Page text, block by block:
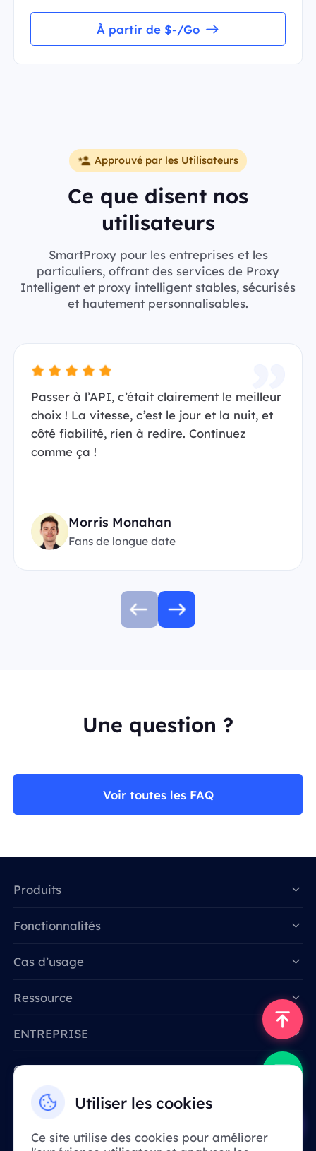
À partir de $-/Go
Approuvé par les Utilisateurs
Ce que disent nos
utilisateurs
SmartProxy pour les entreprises et les
particuliers, offrant des services de Proxy
Intelligent et proxy intelligent stables, sécurisés
et hautement personnalisables.
Passer à l’API, c’était clairement le meilleur
choix ! La vitesse, c’est le jour et la nuit, et
côté fiabilité, rien à redire. Continuez
comme ça !
Morris Monahan
Fans de longue date
Une question ?
Voir toutes les FAQ
Utiliser les cookies
Ce site utilise des cookies pour améliorer
Produits
Fonctionnalités
Cas d’usage
Ressource
ENTREPRISE
Contactez-nous
Email: support@smartproxy.org